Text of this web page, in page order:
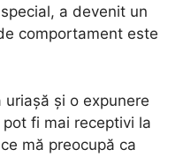
a devenit un
comportament este
uriașă și o expunere
fi mai receptivi la
mă preocupă ca